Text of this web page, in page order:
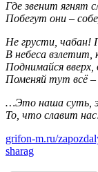
Где звенит ягнят
Побегут они –
Не грусти, чабан!
В небеса взлетит,
Поднимайся вверх,
Поменяй тут всё
…Это наша суть,
То, что славит
grifon-m.ru/
sharag